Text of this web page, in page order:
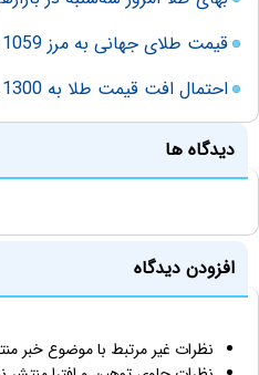
قیمت طلای جهانی به مرز 1059 دلار رسید
احتمال افت قیمت طلا به 1300 دلار
دیدگاه ها
افزودن دیدگاه
نظرات غیر مرتبط با موضوع خبر